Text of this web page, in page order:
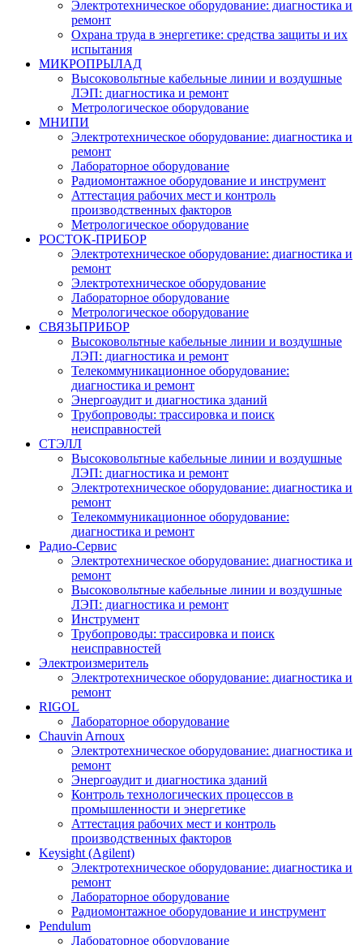
Электротехническое оборудование: диагностика и
ремонт
Охрана труда в энергетике: средства защиты и их
испытания
МИКРОПРЫЛАД
Высоковольтные кабельные линии и воздушные
ЛЭП: диагностика и ремонт
Метрологическое оборудование
МНИПИ
Электротехническое оборудование: диагностика и
ремонт
Лабораторное оборудование
Радиомонтажное оборудование и инструмент
Аттестация рабочих мест и контроль
производственных факторов
Метрологическое оборудование
РОСТОК-ПРИБОР
Электротехническое оборудование: диагностика и
ремонт
Электротехническое оборудование
Лабораторное оборудование
Метрологическое оборудование
СВЯЗЬПРИБОР
Высоковольтные кабельные линии и воздушные
ЛЭП: диагностика и ремонт
Телекоммуникационное оборудование:
диагностика и ремонт
Энергоаудит и диагностика зданий
Трубопроводы: трассировка и поиск
неисправностей
СТЭЛЛ
Высоковольтные кабельные линии и воздушные
ЛЭП: диагностика и ремонт
Электротехническое оборудование: диагностика и
ремонт
Телекоммуникационное оборудование:
диагностика и ремонт
Радио-Cервис
Электротехническое оборудование: диагностика и
ремонт
Высоковольтные кабельные линии и воздушные
ЛЭП: диагностика и ремонт
Инструмент
Трубопроводы: трассировка и поиск
неисправностей
Электроизмеритель
Электротехническое оборудование: диагностика и
ремонт
RIGOL
Лабораторное оборудование
Chauvin Arnoux
Электротехническое оборудование: диагностика и
ремонт
Энергоаудит и диагностика зданий
Контроль технологических процессов в
промышленности и энергетике
Аттестация рабочих мест и контроль
производственных факторов
Keysight (Agilent)
Электротехническое оборудование: диагностика и
ремонт
Лабораторное оборудование
Радиомонтажное оборудование и инструмент
Pendulum
Лабораторное оборудование